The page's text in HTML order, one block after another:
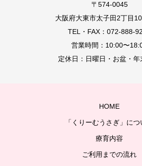
〒574-0045
大阪府大東市太子田2丁目
TEL・FAX：072-888-
営業時間：10:00〜
定休日：日曜日・お盆・年
HOME
「くりーむうさぎ」につ
療育内容
ご利用までの流れ